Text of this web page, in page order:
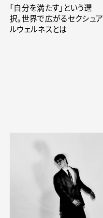
「自分を満たす」という選
択。世界で広がるセクシュア
ルウェルネスとは